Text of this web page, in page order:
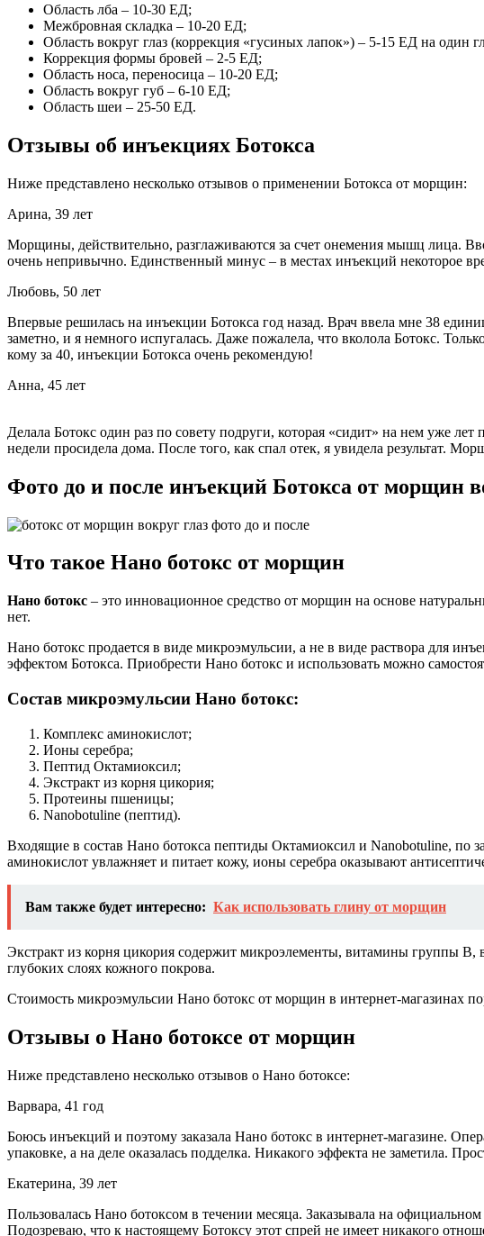
Область лба – 10-30 ЕД;
Межбровная складка – 10-20 ЕД;
Область вокруг глаз (коррекция «гусиных лапок») – 5-15 ЕД на один
Коррекция формы бровей – 2-5 ЕД;
Область носа, переносица – 10-20 ЕД;
Область вокруг губ – 6-10 ЕД;
Область шеи – 25-50 ЕД.
Отзывы об инъекциях Ботокса
Ниже представлено несколько отзывов о применении Ботокса от морщин:
Арина, 39 лет
Морщины, действительно, разглаживаются за счет онемения мышц лица.
очень непривычно. Единственный минус – в местах инъекций некоторое
Любовь, 50 лет
Впервые решилась на инъекции Ботокса год назад. Врач ввела мне 38
заметно, и я немного испугалась. Даже пожалела, что вколола Ботокс.
кому за 40, инъекции Ботокса очень рекомендую!
Анна, 45 лет
Делала Ботокс один раз по совету подруги, которая «сидит» на нем уже
недели просидела дома. После того, как спал отек, я увидела результат.
Фото до и после инъекций Ботокса от морщин
Что такое Нано ботокс от морщин
Нано ботокс – это инновационное средство от морщин на основе
нет.
Нано ботокс продается в виде микроэмульсии, а не в виде раствора для
эффектом Ботокса. Приобрести Нано ботокс и использовать можно
Состав микроэмульсии Нано ботокс:
Комплекс аминокислот;
Ионы серебра;
Пептид Октамиоксил;
Экстракт из корня цикория;
Протеины пшеницы;
Nanobotuline (пептид).
Входящие в состав Нано ботокса пептиды Октамиоксил и Nanobotuline,
аминокислот увлажняет и питает кожу, ионы серебра оказывают
Вам также будет интересно: Как использовать глину от морщин
Экстракт из корня цикория содержит микроэлементы, витамины группы
глубоких слоях кожного покрова.
Стоимость микроэмульсии Нано ботокс от морщин в интернет-магазинах
Отзывы о Нано ботоксе от морщин
Ниже представлено несколько отзывов о Нано ботоксе:
Варвара, 41 год
Боюсь инъекций и поэтому заказала Нано ботокс в интернет-магазине.
упаковке, а на деле оказалась подделка. Никакого эффекта не заметила.
Екатерина, 39 лет
Пользовалась Нано ботоксом в течении месяца. Заказывала на
Подозреваю, что к настоящему Ботоксу этот спрей не имеет никакого